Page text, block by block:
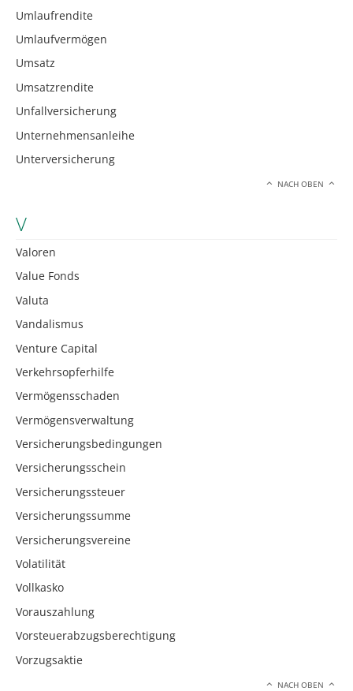
Umlaufrendite
Umlaufvermögen
Umsatz
Umsatzrendite
Unfallversicherung
Unternehmensanleihe
Unterversicherung
NACH OBEN
V
Valoren
Value Fonds
Valuta
Vandalismus
Venture Capital
Verkehrsopferhilfe
Vermögensschaden
Vermögensverwaltung
Versicherungsbedingungen
Versicherungsschein
Versicherungssteuer
Versicherungssumme
Versicherungsvereine
Volatilität
Vollkasko
Vorauszahlung
Vorsteuerabzugsberechtigung
Vorzugsaktie
NACH OBEN